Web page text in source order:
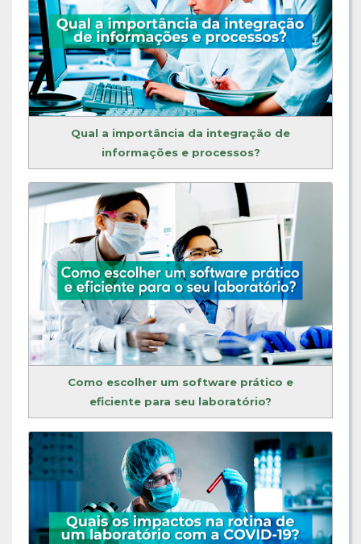
Qual a importância da integração de
informações e processos?
Como escolher um software prático e
eficiente para seu laboratório?